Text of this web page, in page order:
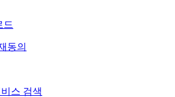
드
동의
스 검색